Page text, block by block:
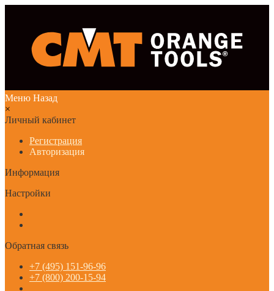
Меню Назад
×
Личный кабинет
Регистрация
Авторизация
Информация
Настройки
Обратная связь
+7 (495) 151-96-96
+7 (800) 200-15-94